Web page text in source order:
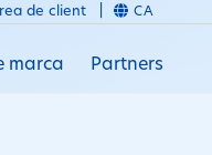
marca Partners
de client | CA